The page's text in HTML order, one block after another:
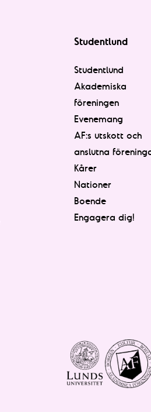
Studentlund
Studentlund
Akademiska
föreningen
Evenemang
AF:s utskott och
anslutna
Kårer
Nationer
Boende
Engagera dig!